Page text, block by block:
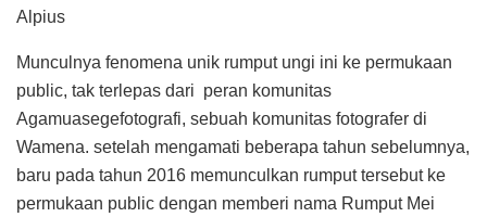
Alpius
Munculnya fenomena unik rumput ungi ini ke permukaan
public, tak terlepas dari peran komunitas
Agamuasegefotografi, sebuah komunitas fotografer di
Wamena. setelah mengamati beberapa tahun sebelumnya,
baru pada tahun 2016 memunculkan rumput tersebut ke
permukaan public dengan memberi nama Rumput Mei